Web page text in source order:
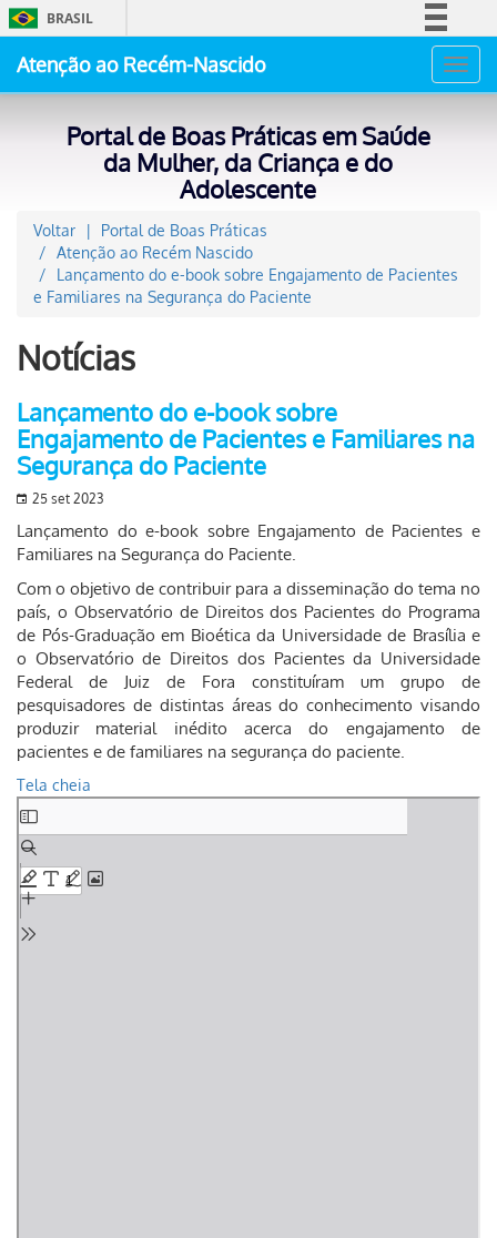
BRASIL
Acesso à informação
Atenção ao Recém-Nascido
Portal de Boas Práticas em Saúde
da Mulher, da Criança e do
Adolescente
Voltar
Portal de Boas Práticas
Atenção ao Recém Nascido
Lançamento do e-book sobre Engajamento de Pacientes
e Familiares na Segurança do Paciente
Notícias
Lançamento do e-book sobre
Engajamento de Pacientes e Familiares na
Segurança do Paciente
25 set 2023
Lançamento do e-book sobre Engajamento de Pacientes e
Familiares na Segurança do Paciente.
Com o objetivo de contribuir para a disseminação do tema no
país, o Observatório de Direitos dos Pacientes do Programa
de Pós-Graduação em Bioética da Universidade de Brasília e
o Observatório de Direitos dos Pacientes da Universidade
Federal de Juiz de Fora constituíram um grupo de
pesquisadores de distintas áreas do conhecimento visando
produzir material inédito acerca do engajamento de
pacientes e de familiares na segurança do paciente.
Tela cheia
Skip
to
PDF
content